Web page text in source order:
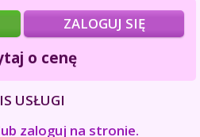
ZALOGUJ SIĘ
o cenę
USŁUGI
zaloguj na stronie.